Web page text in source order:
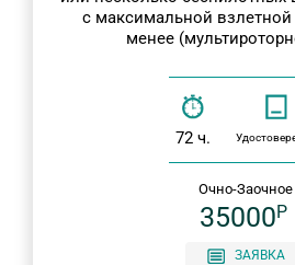
с максимальной взлетной
менее
72 ч.
Очно-Заочное
35000P
ЗАЯВКА